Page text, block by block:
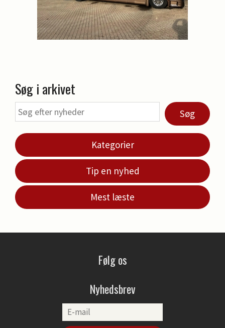
Søg i arkivet
Søg
Kategorier
Tip en nyhed
Mest læste
Følg os
Nyhedsbrev